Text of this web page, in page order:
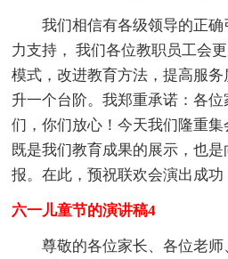
我们相信有各级领导的正
力支持， 我们各位教职员工会
模式，改进教育方法，提高服
升一个台阶。我郑重承诺：各
们，你们放心！今天我们隆重集
既是我们教育成果的展示，也
报。在此，预祝联欢会演出成功
六一儿童节的演讲稿4
尊敬的各位家长、各位老